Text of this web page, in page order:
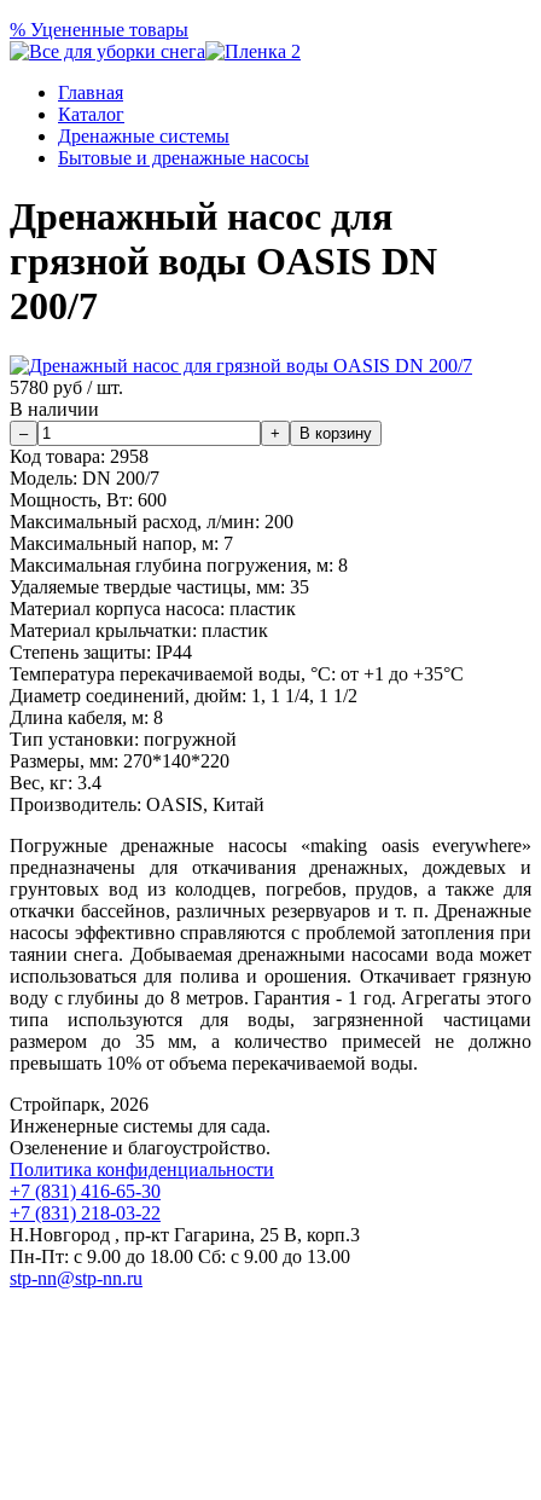
% Уцененные товары
Главная
Каталог
Дренажные системы
Бытовые и дренажные насосы
Дренажный насос для
грязной воды OASIS DN
200/7
5780 руб / шт.
В наличии
Код товара: 2958
Модель: DN 200/7
Мощность, Вт: 600
Максимальный расход, л/мин: 200
Максимальный напор, м: 7
Максимальная глубина погружения, м: 8
Удаляемые твердые частицы, мм: 35
Материал корпуса насоса: пластик
Материал крыльчатки: пластик
Степень защиты: IP44
Температура перекачиваемой воды, °C: от +1 до +35°C
Диаметр соединений, дюйм: 1, 1 1/4, 1 1/2
Длина кабеля, м: 8
Тип установки: погружной
Размеры, мм: 270*140*220
Вес, кг: 3.4
Производитель: OASIS, Китай
Погружные дренажные насосы «making oasis everywhere»
предназначены для откачивания дренажных, дождевых и
грунтовых вод из колодцев, погребов, прудов, а также для
откачки бассейнов, различных резервуаров и т. п. Дренажные
насосы эффективно справляются с проблемой затопления при
таянии снега. Добываемая дренажными насосами вода может
использоваться для полива и орошения. Откачивает грязную
воду с глубины до 8 метров. Гарантия - 1 год. Агрегаты этого
типа используются для воды, загрязненной частицами
размером до 35 мм, а количество примесей не должно
превышать 10% от объема перекачиваемой воды.
Стройпарк, 2026
Инженерные системы для сада.
Озеленение и благоустройство.
Политика конфиденциальности
+7 (831) 416-65-30
+7 (831) 218-03-22
Н.Новгород , пр-кт Гагарина, 25 В, корп.3
Пн-Пт: с 9.00 до 18.00 Сб: с 9.00 до 13.00
stp-nn@stp-nn.ru